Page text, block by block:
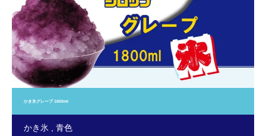
かき氷グレープ 1800ml
かき氷 青色